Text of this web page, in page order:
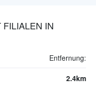
IN
Entfernung:
2.4km